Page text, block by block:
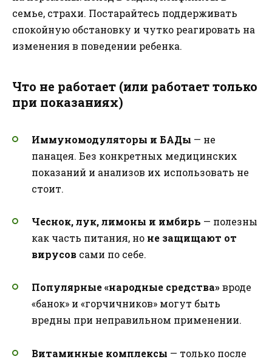
семье, страхи. Постарайтесь поддерживать
спокойную обстановку и чутко реагировать на
изменения в поведении ребенка.
Что не работает (или работает только
при показаниях)
Иммуномодуляторы и БАДы — не
панацея. Без конкретных медицинских
показаний и анализов их использовать не
стоит.
Чеснок, лук, лимоны и имбирь — полезны
как часть питания, но не защищают от
вирусов сами по себе.
Популярные «народные средства»вроде
«банок» и «горчичников» могут быть
вредны при неправильном применении.
Витаминные комплексы — только после